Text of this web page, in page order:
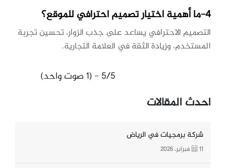
4-ما أهمية اختيار تصميم احترافي للموقع؟
التصميم الاحترافي يساعد على جذب الزوار، تحسين تجربة
المستخدم، وزيادة الثقة في العلامة التجارية.
5/5 - (1 صوت واحد)
احدث المقالات
شركة برمجيات في الرياض
11 فبراير، 2026